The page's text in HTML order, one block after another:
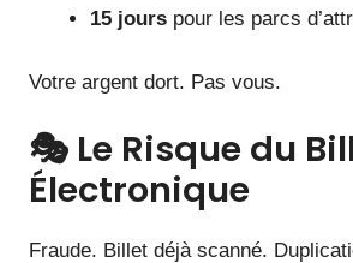
15 jours pour les parcs
Votre argent dort. Pas vous.
🎭 Le Risque du
Électronique
Fraude. Billet déjà scanné.